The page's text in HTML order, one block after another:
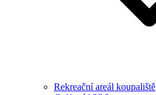
Rekreační areál koupaliště